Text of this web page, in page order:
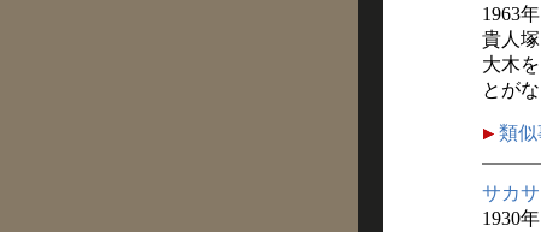
1963
貴人
大木
とがな
類似
サカ
1930